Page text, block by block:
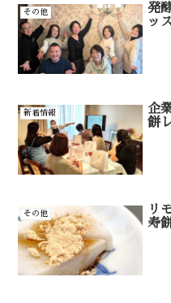
その他
発
ッ
新着情報
企
餅
その他
リ
寿